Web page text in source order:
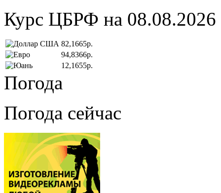
Курс ЦБРФ на 08.08.2026
82,1665р.
94,8366р.
12,1655р.
Погода
Погода сейчас